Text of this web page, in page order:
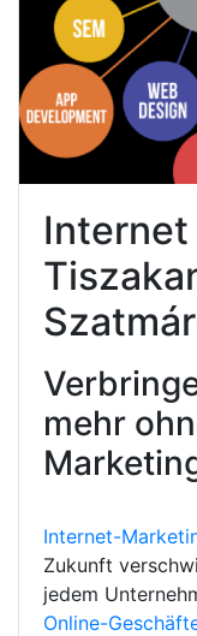
mehr
Internet-
Zukunft
jedem
Online-